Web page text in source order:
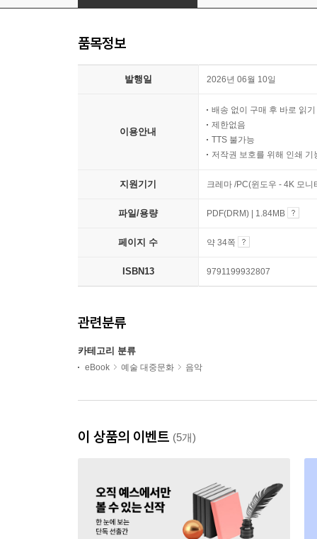
품목정보
발행일 2026년 06월 10일
이용안내
배송 없이 구매 후 바로 읽기
제한없음
TTS 불가능
저작권 보호를 위해 인쇄 기
지원기기 크레마 /PC(윈도우 - 4K 모
파일/용량 PDF(DRM) | 1.84MB
페이지 수 약 34쪽
ISBN13 9791199932807
관련분류
카테고리 분류
eBook 예술 대중문화 음악
이 상품의 이벤트 (5개)